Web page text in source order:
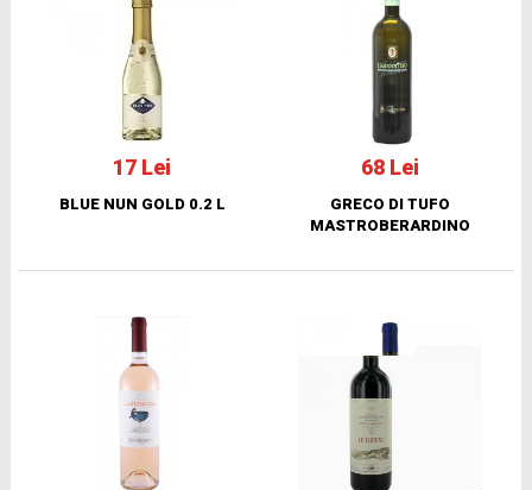
17 Lei
BLUE NUN GOLD 0.2 L
68 Lei
GRECO DI TUFO
MASTROBERARDINO